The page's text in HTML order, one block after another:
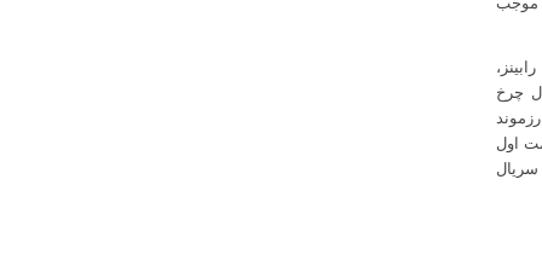
چرخ
اول